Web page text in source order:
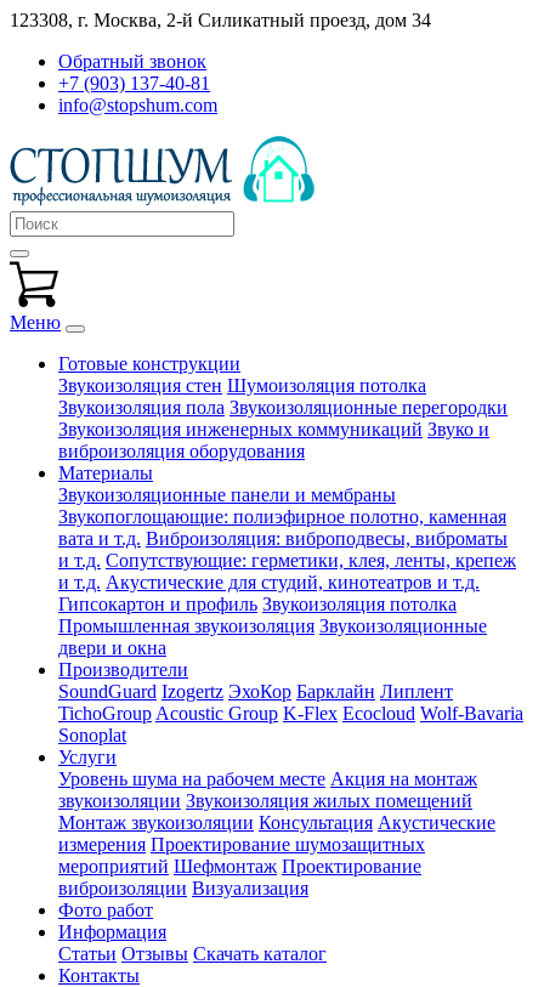
123308, г. Москва, 2-й Силикатный проезд, дом 34
Обратный звонок
+7 (903) 137-40-81
info@stopshum.com
Меню
Готовые конструкции
Звукоизоляция стен Шумоизоляция потолка
Звукоизоляция пола Звукоизоляционные перегородки
Звукоизоляция инженерных коммуникаций Звуко и
виброизоляция оборудования
Материалы
Звукоизоляционные панели и мембраны
Звукопоглощающие: полиэфирное полотно, каменная
вата и т.д. Виброизоляция: виброподвесы, виброматы
и т.д. Сопутствующие: герметики, клея, ленты, крепеж
и т.д. Акустические для студий, кинотеатров и т.д.
Гипсокартон и профиль Звукоизоляция потолка
Промышленная звукоизоляция Звукоизоляционные
двери и окна
Производители
SoundGuard Izogertz ЭхоКор Барклайн Липлент
TichoGroup Acoustic Group K-Flex Ecocloud Wolf-Bavaria
Sonoplat
Услуги
Уровень шума на рабочем месте Акция на монтаж
звукоизоляции Звукоизоляция жилых помещений
Монтаж звукоизоляции Консультация Акустические
измерения Проектирование шумозащитных
мероприятий Шефмонтаж Проектирование
виброизоляции Визуализация
Фото работ
Информация
Статьи Отзывы Скачать каталог
Контакты